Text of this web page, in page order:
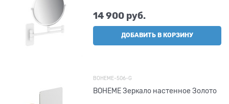
14 900 руб.
ДОБАВИТЬ В КОРЗИНУ
BOHEME-506-G
BOHEME Зеркало настенное Золото